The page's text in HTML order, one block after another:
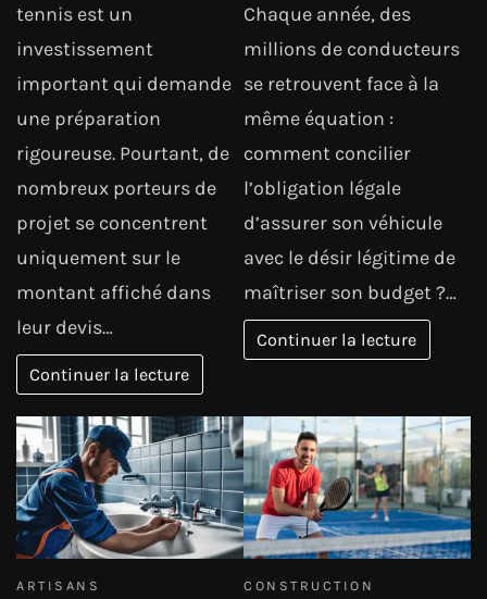
tennis est un
investissement
important qui demande
une préparation
rigoureuse. Pourtant, de
nombreux porteurs de
projet se concentrent
uniquement sur le
montant affiché dans
leur devis…
Continuer la lecture
Chaque année, des
millions de conducteurs
se retrouvent face à la
même équation :
comment concilier
l’obligation légale
d’assurer son véhicule
avec le désir légitime de
maîtriser son budget ?…
Continuer la lecture
ARTISANS CONSTRUCTION